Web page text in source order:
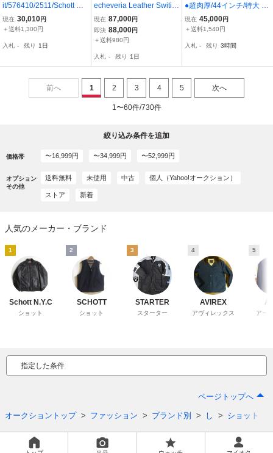
it/576410/2511/Schott シ
ョット RETRO FUR PEA
COAT レトロ フェイク フ
イズL
現在 30,010円
＋送料1,300円
入札 - 残り 1日
echeveria Leather Switic
hing Work JKT 2 OVY
現在 87,000円
即決 88,000円
＋送料980円
入札 - 残り 1日
●超肉厚/44インチ/特大 S
CHOTT ショット レザー
ダウンジャケット ダウン
ット 羊革 シープスキン
現在 45,000円
＋送料1,540円
入札 - 残り 3時間
前へ 1 2 3 4 5 次へ
1〜60件/730件
絞り込み条件を追加
価格帯 〜16,999円 〜34,999円 〜52,999円
オプション
その他
送料無料 未使用 中古 個人（Yahoo!オークション）
ストア 新着
人気のメーカー・ブランド
1
Schott N.Y.C
ショット
2
SCHOTT
ショット
3
STARTER
スターター
4
AVIREX
アヴィレックス
5
アー
指定した条件
ページトップへ
オークショントップ ファッション ブランド別 し ショット